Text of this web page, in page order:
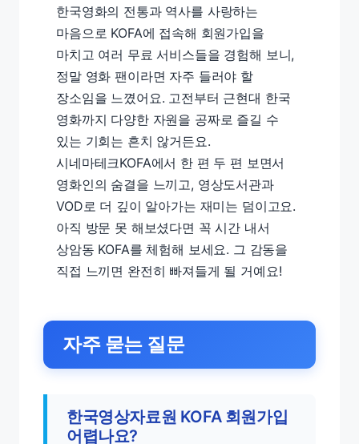
한국영화의 전통과 역사를 사랑하는
마음으로 KOFA에 접속해 회원가입을
마치고 여러 무료 서비스들을 경험해 보니,
정말 영화 팬이라면 자주 들러야 할
장소임을 느꼈어요. 고전부터 근현대 한국
영화까지 다양한 자원을 공짜로 즐길 수
있는 기회는 흔치 않거든요.
시네마테크KOFA에서 한 편 두 편 보면서
영화인의 숨결을 느끼고, 영상도서관과
VOD로 더 깊이 알아가는 재미는 덤이고요.
아직 방문 못 해보셨다면 꼭 시간 내서
상암동 KOFA를 체험해 보세요. 그 감동을
직접 느끼면 완전히 빠져들게 될 거예요!
자주 묻는 질문
한국영상자료원 KOFA 회원가입
어렵나요?